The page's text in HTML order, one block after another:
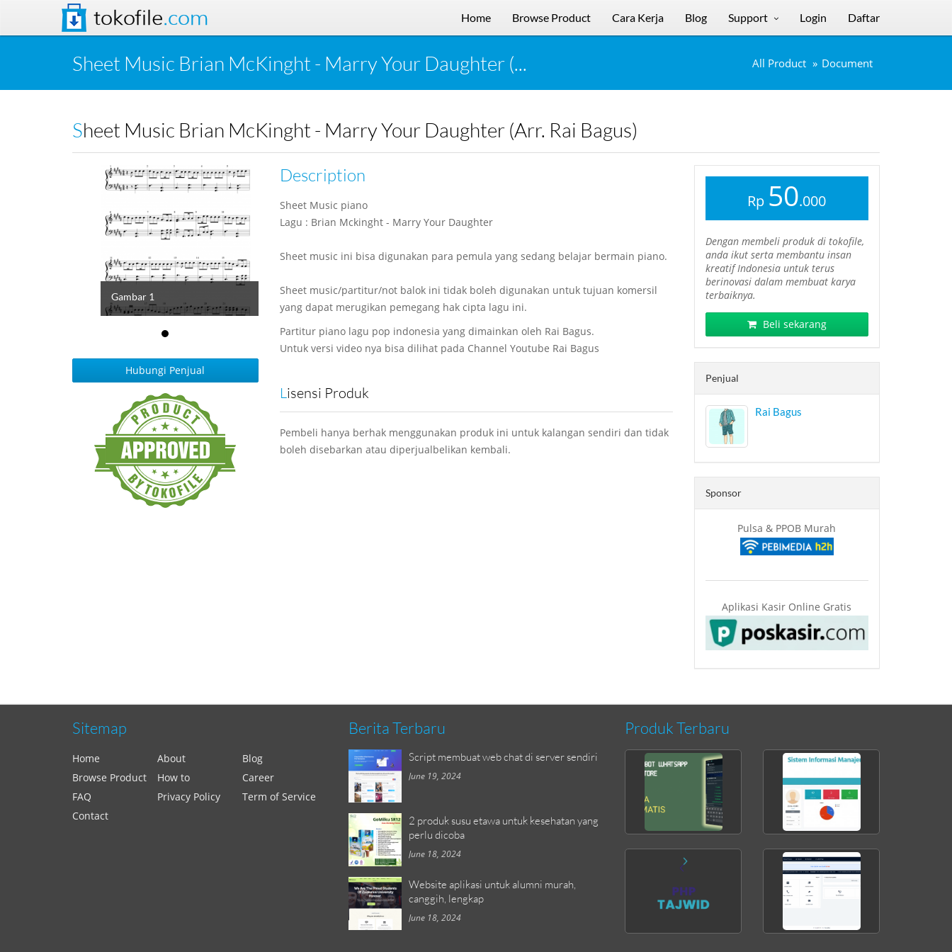
tokofile.com Home Browse Product Cara Kerja Blog Support Login Daftar
Sheet Music Brian McKinght - Marry Your Daughter (... All Product Document
Sheet Music Brian McKinght - Marry Your Daughter (Arr. Rai Bagus)
Gambar 1
Hubungi Penjual
Description
Sheet Music piano
Lagu : Brian Mckinght - Marry Your Daughter
Sheet music ini bisa digunakan para pemula yang sedang belajar bermain piano.
Sheet music/partitur/not balok ini tidak boleh digunakan untuk tujuan komersil
yang dapat merugikan pemegang hak cipta lagu ini.
Partitur piano lagu pop indonesia yang dimainkan oleh Rai Bagus.
Untuk versi video nya bisa dilihat pada Channel Youtube Rai Bagus
Lisensi Produk
Pembeli hanya berhak menggunakan produk ini untuk kalangan sendiri dan tidak
boleh disebarkan atau diperjualbelikan kembali.
Rp 50.000
Dengan membeli produk di tokofile,
anda ikut serta membantu insan
kreatif Indonesia untuk terus
berinovasi dalam membuat karya
terbaiknya.
Beli sekarang
Penjual
Rai Bagus
Sponsor
Pulsa & PPOB Murah
Aplikasi Kasir Online Gratis
Sitemap
Home About
Blog
Browse Product
How to
Career
FAQ
Privacy Policy
Term of Service
Contact
Berita Terbaru
Script membuat web chat di server sendiri
June 19, 2024
2 produk susu etawa untuk kesehatan yang
perlu dicoba
June 18, 2024
Website aplikasi untuk alumni murah,
canggih, lengkap
June 18, 2024
Produk Terbaru